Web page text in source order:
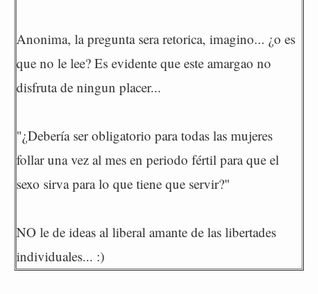
Anonima, la pregunta sera retorica, imagino... ¿o es
que no le lee? Es evidente que este amargao no
disfruta de ningun placer...
"¿Debería ser obligatorio para todas las mujeres
follar una vez al mes en periodo fértil para que el
sexo sirva para lo que tiene que servir?"
NO le de ideas al liberal amante de las libertades
individuales... :)